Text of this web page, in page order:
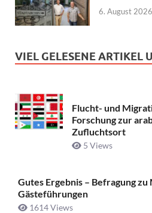
6. August 2026
VIEL GELESENE ARTIKEL
Flucht- und
Forschung zur
Zufluchtsort
5 Views
Gutes Ergebnis – Befragung
Gästeführungen
1614 Views